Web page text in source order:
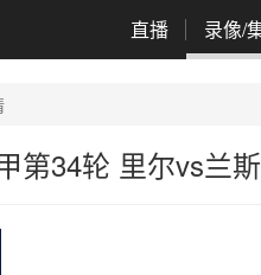
直播 录像/
第34轮 里尔vs兰